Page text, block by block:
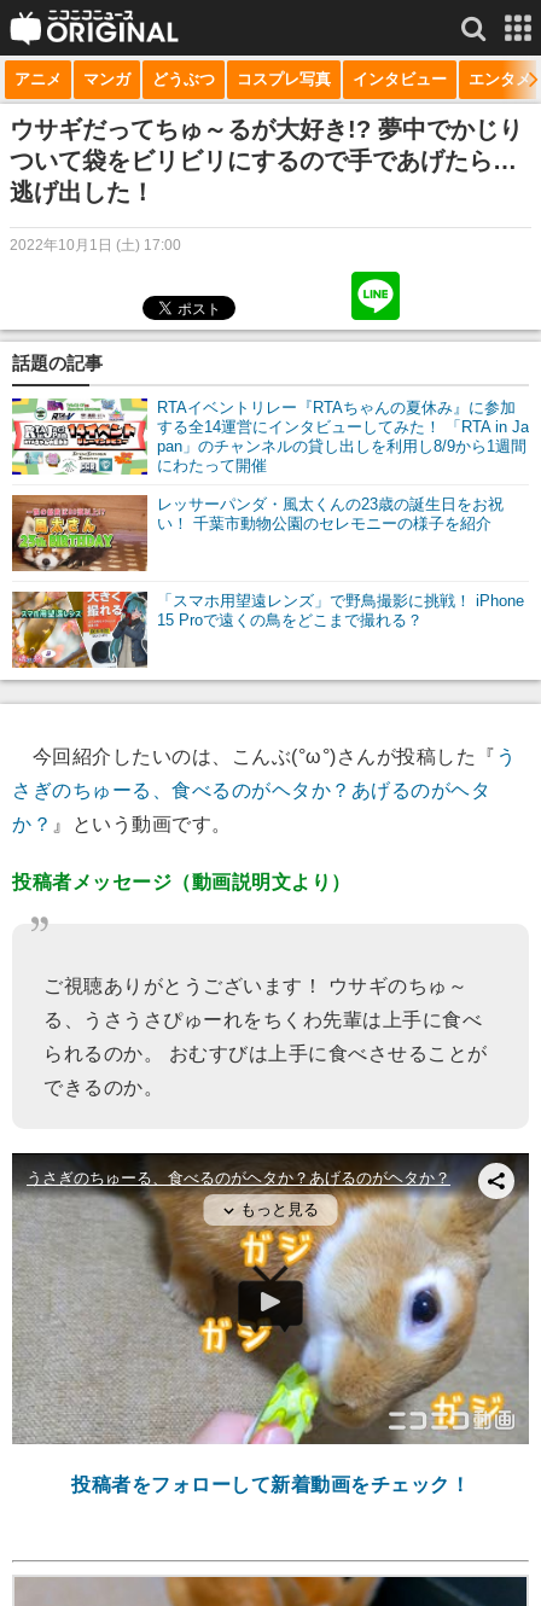
サービス一覧 もっと見る
niconico
動画
生放送
マンガ
ニコニコQ
アニメ マンガ どうぶつ コスプレ写真 インタビュー エンタメ
ウサギだってちゅ～るが大好き!? 夢中でかじり
ついて袋をビリビリにするので手であげたら…
逃げ出した！
2022年10月1日 (土) 17:00
話題の記事
RTAイベントリレー『RTAちゃんの夏休み』に参加
する全14運営にインタビューしてみた！ 「RTA in Ja
pan」のチャンネルの貸し出しを利用し8/9から1週間
にわたって開催
レッサーパンダ・風太くんの23歳の誕生日をお祝
い！ 千葉市動物公園のセレモニーの様子を紹介
「スマホ用望遠レンズ」で野鳥撮影に挑戦！ iPhone
15 Proで遠くの鳥をどこまで撮れる？
今回紹介したいのは、こんぶ(°ω°)さんが投稿した『 う
さぎのちゅーる、食べるのがヘタか？あげるのがヘタ
か？ 』という動画です。
投稿者メッセージ（動画説明文より）
ご視聴ありがとうございます！ ウサギのちゅ～
る、うさうさぴゅーれをちくわ先輩は上手に食べ
られるのか。 おむすびは上手に食べさせることが
できるのか。
投稿者をフォローして新着動画をチェック！